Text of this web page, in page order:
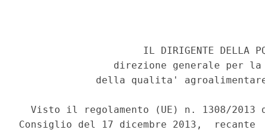
IL DIRIGENTE DELLA
direzione generale per
della qualita'
Visto il regolamento (UE) n. 1308/2013
Consiglio del 17 dicembre 2013,  recante